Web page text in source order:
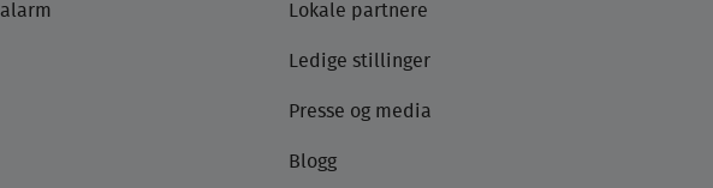
Lokale partnere
Ledige stillinger
Presse og media
Blogg